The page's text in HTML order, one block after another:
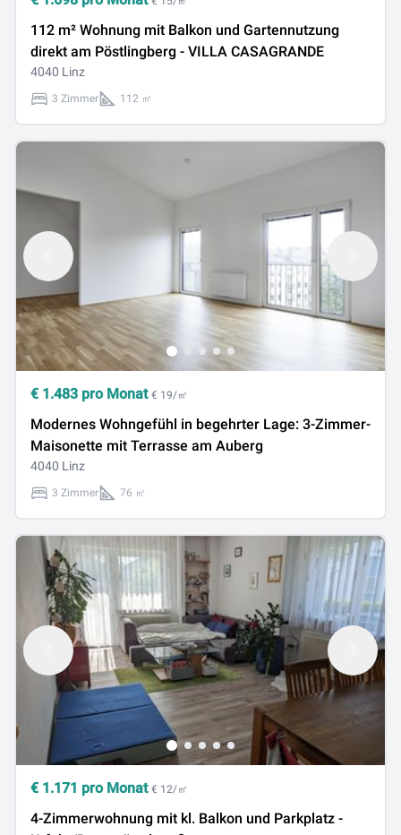
112 m² Wohnung mit Balkon und Gartennutzung
direkt am Pöstlingberg - VILLA CASAGRANDE
4040 Linz
3 Zimmer 112 ㎡
€ 1.483 pro Monat € 19/㎡
Modernes Wohngefühl in begehrter Lage: 3-Zimmer-
Maisonette mit Terrasse am Auberg
4040 Linz
3 Zimmer 76 ㎡
€ 1.171 pro Monat € 12/㎡
4-Zimmerwohnung mit kl. Balkon und Parkplatz -